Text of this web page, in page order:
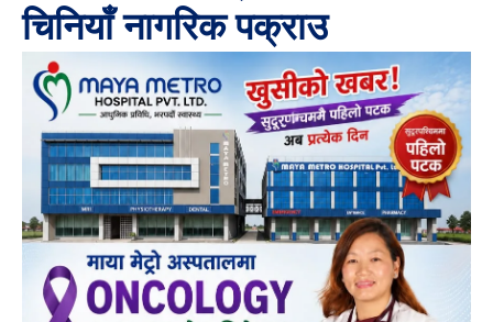
चिनियाँ नागरिक पक्राउ